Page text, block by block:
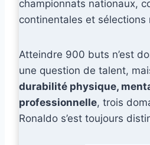
championnats nationaux,
continentales et sélections
Atteindre 900 buts n’est
une question de talent,
durabilité physique,
professionnelle, trois
Ronaldo s’est toujours